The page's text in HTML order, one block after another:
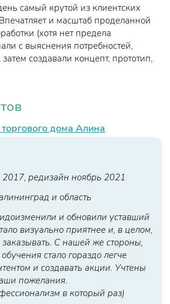
самый крутой из клиентских
и масштаб проделанной
(хотя нет предела
с выяснения потребностей,
создавали концепт, прототип,
дома Алина
2017, редизайн ноябрь 2021
и область
и обновили уставший
визуально приятнее и, в целом,
С нашей же стороны,
стало гораздо легче
и создавать акции. Учтены
пожелания.
в который раз)